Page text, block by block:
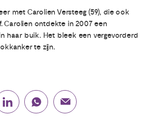
met Carolien Versteeg (59), die ook
Carolien ontdekte in 2007 een
haar buik. Het bleek een vergevorderd
te zijn.